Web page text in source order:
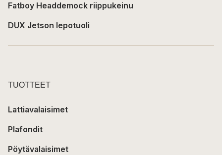
Fatboy Headdemock riippukeinu
DUX Jetson lepotuoli
TUOTTEET
Lattiavalaisimet
Plafondit
Pöytävalaisimet